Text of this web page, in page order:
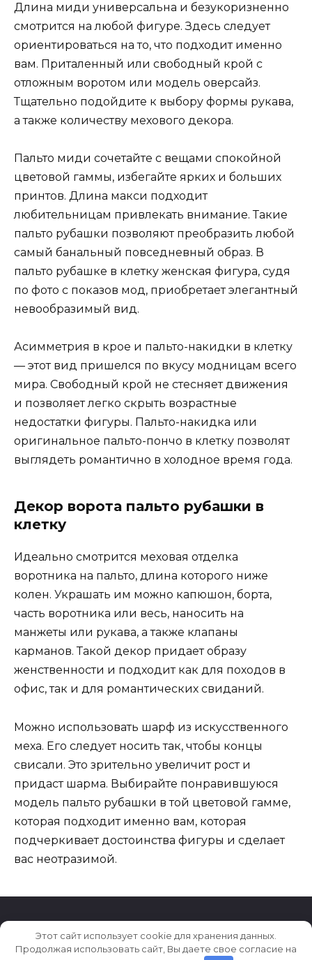
Длина миди универсальна и безукоризненно
смотрится на любой фигуре. Здесь следует
ориентироваться на то, что подходит именно
вам. Приталенный или свободный крой с
отложным воротом или модель оверсайз.
Тщательно подойдите к выбору формы рукава,
а также количеству мехового декора.
Пальто миди сочетайте с вещами спокойной
цветовой гаммы, избегайте ярких и больших
принтов. Длина макси подходит
любительницам привлекать внимание. Такие
пальто рубашки позволяют преобразить любой
самый банальный повседневный образ. В
пальто рубашке в клетку женская фигура, судя
по фото с показов мод, приобретает элегантный
невообразимый вид.
Асимметрия в крое и пальто-накидки в клетку
— этот вид пришелся по вкусу модницам всего
мира. Свободный крой не стесняет движения
и позволяет легко скрыть возрастные
недостатки фигуры. Пальто-накидка или
оригинальное пальто-пончо в клетку позволят
выглядеть романтично в холодное время года.
Декор ворота пальто рубашки в
клетку
Идеально смотрится меховая отделка
воротника на пальто, длина которого ниже
колен. Украшать им можно капюшон, борта,
часть воротника или весь, наносить на
манжеты или рукава, а также клапаны
карманов. Такой декор придает образу
женственности и подходит как для походов в
офис, так и для романтических свиданий.
Можно использовать шарф из искусственного
меха. Его следует носить так, чтобы концы
свисали. Это зрительно увеличит рост и
придаст шарма. Выбирайте понравившуюся
модель пальто рубашки в той цветовой гамме,
которая подходит именно вам, которая
подчеркивает достоинства фигуры и сделает
вас неотразимой.
© 2026 101da.ru
Этот сайт использует cookie для хранения данных.
Продолжая использовать сайт, Вы даете свое согласие на